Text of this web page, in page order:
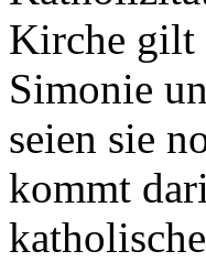
Kirche gilt
Simonie
seien sie
kommt